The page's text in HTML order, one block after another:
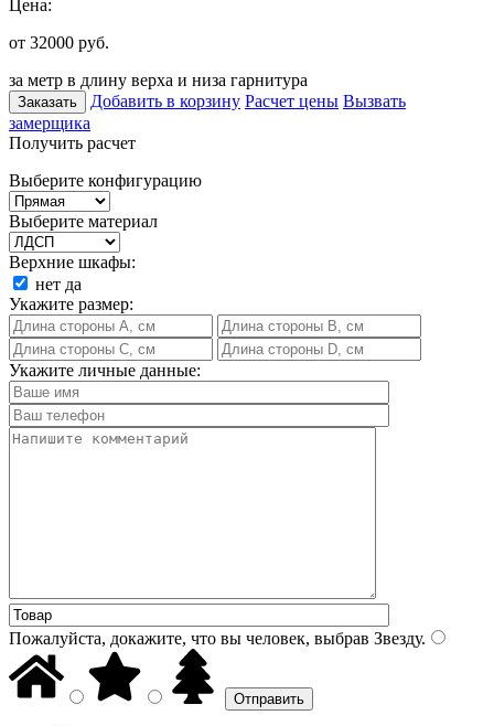
Цена:
от 32000 руб.
за метр в длину верха и низа гарнитура
Заказать Добавить в корзину Расчет цены Вызвать
замерщика
Получить расчет
Выберите конфигурацию
Выберите материал
Верхние шкафы:
нет да
Укажите размер:
Укажите личные данные:
Пожалуйста, докажите, что вы человек, выбрав Звезду.